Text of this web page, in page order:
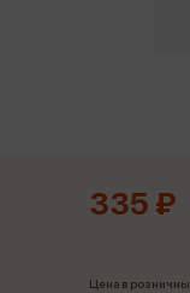
335 ₽
Цена в